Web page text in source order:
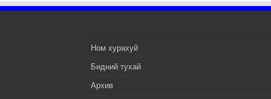
Ном хурахуй
Бидний тухай
Архив